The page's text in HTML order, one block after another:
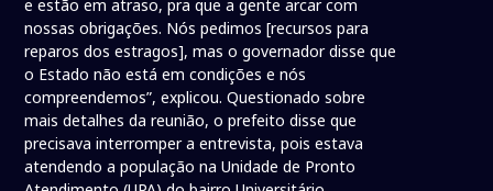
e estão em atraso, pra que a gente arcar com
nossas obrigações. Nós pedimos [recursos para
reparos dos estragos], mas o governador disse que
o Estado não está em condições e nós
compreendemos”, explicou. Questionado sobre
mais detalhes da reunião, o prefeito disse que
precisava interromper a entrevista, pois estava
atendendo a população na Unidade de Pronto